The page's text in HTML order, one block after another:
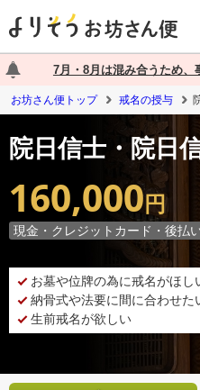
7月・8月は混み合うため、
お坊さん便トップ 戒名の授与
院日信士・院日
160,000円
現金・クレジットカード・後払
お墓や位牌の為に戒名がほし
納骨式や法要に間に合わせた
生前戒名が欲しい